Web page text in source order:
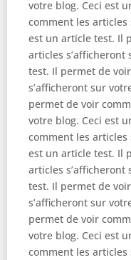
votre blog. Ceci est
comment les articles
est un article test. Il
articles
test. Il permet de
s’afficheront sur
permet de voir
votre blog. Ceci est
comment les articles
est un article test. Il
articles
test. Il permet de
s’afficheront sur
permet de voir
votre blog. Ceci est
comment les articles